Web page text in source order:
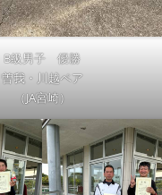
B級男子 優勝
曽我・川越ペア
（JA宮崎）